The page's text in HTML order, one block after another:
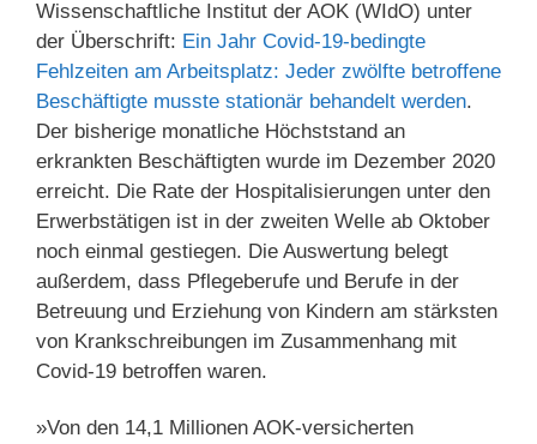
Wissenschaftliche Institut der AOK (WIdO) unter
der Überschrift: Ein Jahr Covid-19-bedingte
Fehlzeiten am Arbeitsplatz: Jeder zwölfte betroffene
Beschäftigte musste stationär behandelt werden.
Der bisherige monatliche Höchststand an
erkrankten Beschäftigten wurde im Dezember 2020
erreicht. Die Rate der Hospitalisierungen unter den
Erwerbstätigen ist in der zweiten Welle ab Oktober
noch einmal gestiegen. Die Auswertung belegt
außerdem, dass Pflegeberufe und Berufe in der
Betreuung und Erziehung von Kindern am stärksten
von Krankschreibungen im Zusammenhang mit
Covid-19 betroffen waren.
»Von den 14,1 Millionen AOK-versicherten